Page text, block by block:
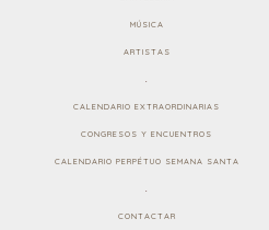
MÚSICA
ARTISTAS
.
CALENDARIO EXTRAORDINARIAS
CONGRESOS Y ENCUENTROS
CALENDARIO PERPÉTUO SEMANA SANTA
.
CONTACTAR